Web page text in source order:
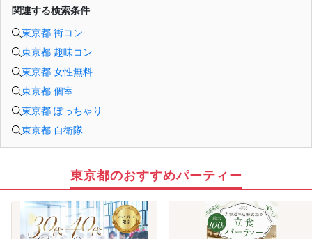
過ごせる大人のマナーへのご協力を、心よりお願い申し上げます。
関連する検索条件
東京都 街コン
東京都 趣味コン
東京都 女性無料
東京都 個室
東京都 ぽっちゃり
東京都 自衛隊
東京都のおすすめパーティー